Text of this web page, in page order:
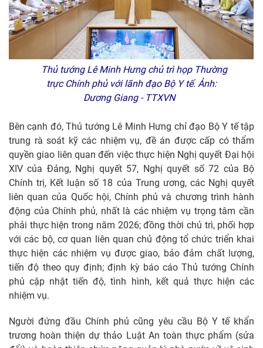
Thủ tướng Lê Minh Hưng chủ trì họp Thường
trực Chính phủ với lãnh đạo Bộ Y tế. Ảnh:
Dương Giang - TTXVN
Bên cạnh đó, Thủ tướng Lê Minh Hưng chỉ đạo Bộ Y tế tập
trung rà soát kỹ các nhiệm vụ, đề án được cấp có thẩm
quyền giao liên quan đến việc thực hiện Nghị quyết Đại hội
XIV của Đảng, Nghị quyết 57, Nghị quyết số 72 của Bộ
Chính trị, Kết luận số 18 của Trung ương, các Nghị quyết
liên quan của Quốc hội, Chính phủ và chương trình hành
động của Chính phủ, nhất là các nhiệm vụ trọng tâm cần
phải thực hiện trong năm 2026; đồng thời chủ trì, phối hợp
với các bộ, cơ quan liên quan chủ động tổ chức triển khai
thực hiện các nhiệm vụ được giao, bảo đảm chất lượng,
tiến độ theo quy định; định kỳ báo cáo Thủ tướng Chính
phủ cập nhật tiến độ, tình hình, kết quả thực hiện các
nhiệm vụ.
Người đứng đầu Chính phủ cũng yêu cầu Bộ Y tế khẩn
trương hoàn thiện dự thảo Luật An toàn thực phẩm (sửa